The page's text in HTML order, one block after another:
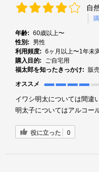
自
年齢: 60歳以上〜
性別:
男性
利用頻度: 6ヶ月以上〜1年未
購入目的:
ご自宅用
福太郎を知ったきっかけ: 販
オススメ
イワシ明太については間違
明太子についてはアルコー
役に立った 0